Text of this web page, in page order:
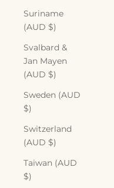
Suriname
(AUD $)
Svalbard &
Jan Mayen
(AUD $)
Sweden (AUD
$)
Switzerland
(AUD $)
Taiwan (AUD
$)